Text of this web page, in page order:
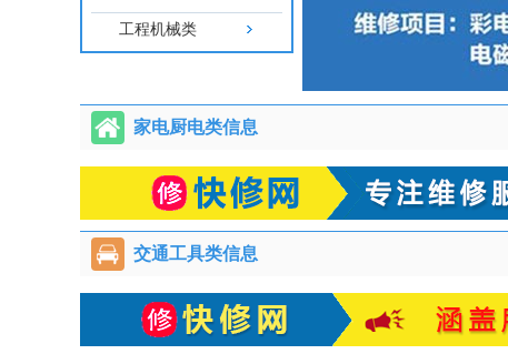
工程机械类
家电厨电类信息
交通工具类信息